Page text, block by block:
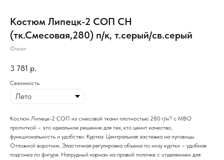
Костюм Липецк-2 СОП CH
(тк.Смесовая,280) п/к, т.серый/св.серый
Факел
3 781 р.
Сезонность
Костюм Липецк-2 СОП из смесовой ткани плотностью 280 г/м? с МВО
пропиткой – это идеальное решение для тех, кто ценит качество,
функциональность и удобство. Куртка: Центральная застежка на пуговицы.
Отложной воротник. Эластичная регулировка объема по низу куртки – удобная
подгонка по фигуре. Нагрудный карман на правой полочке с отделением для